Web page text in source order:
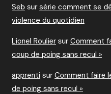
Seb sur série comment se
violence du quotidien
Lionel Roulier sur Comment
coup de poing sans recul »
apprenti sur Comment faire
de poing sans recul »